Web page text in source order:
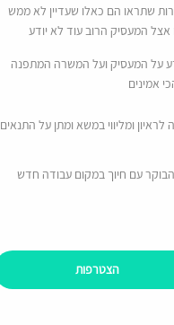
שתראו הם כאלו שעדיין לא ממש
אצל המעסיק הרוב עוד לא יודע
על המעסיק ועל המשרה המתפנה
אמינים
לראיון ומליווי במשא ומתן על התנאים
עם חיוך במקום עבודה חדש
הצטרפות